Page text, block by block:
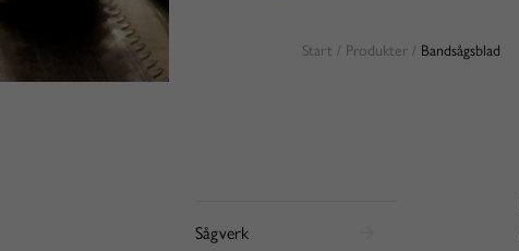
Start / Produkter / Bandsågsblad
Sågverk